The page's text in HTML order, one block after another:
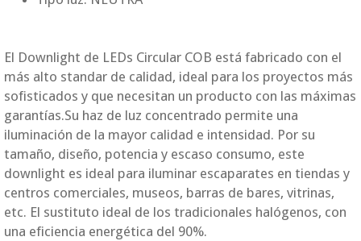
El Downlight de LEDs Circular COB está fabricado con el
más alto standar de calidad, ideal para los proyectos más
sofisticados y que necesitan un producto con las máximas
garantías.Su haz de luz concentrado permite una
iluminación de la mayor calidad e intensidad. Por su
tamaño, diseño, potencia y escaso consumo, este
downlight es ideal para iluminar escaparates en tiendas y
centros comerciales, museos, barras de bares, vitrinas,
etc. El sustituto ideal de los tradicionales halógenos, con
una eficiencia energética del 90%.